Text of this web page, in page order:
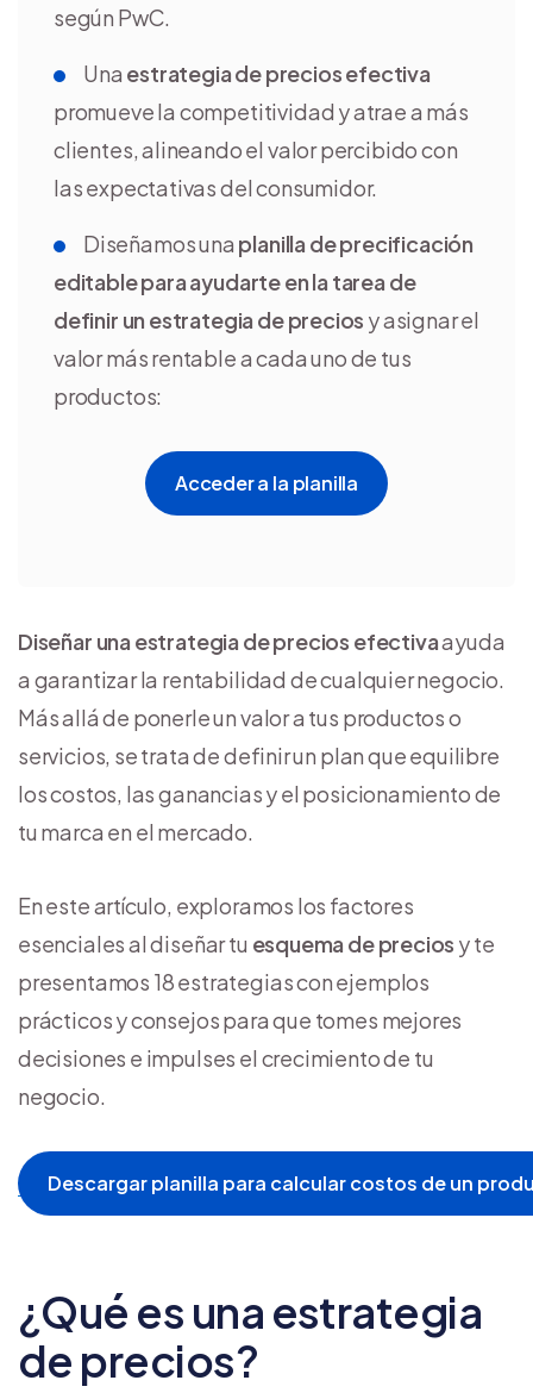
según PwC.
Una estrategia de precios efectiva
promueve la competitividad y atrae a más
clientes, alineando el valor percibido con
las expectativas del consumidor.
Diseñamos una planilla de precificación
editable para ayudarte en la tarea de
definir un estrategia de precios y asignar el
valor más rentable a cada uno de tus
productos:
Acceder a la planilla
Diseñar una estrategia de precios efectivaayuda
a garantizar la rentabilidad de cualquier negocio.
Más allá de ponerle un valor a tus productos o
servicios, se trata de definir un plan que equilibre
los costos, las ganancias y el posicionamiento de
tu marca en el mercado.
En este artículo, exploramos los factores
esenciales al diseñar tu esquema de precios y te
presentamos 18 estrategias con ejemplos
prácticos y consejos para que tomes mejores
decisiones e impulses el crecimiento de tu
negocio.
Descargar planilla para calcular costos de un
¿Qué es una estrategia
de precios?